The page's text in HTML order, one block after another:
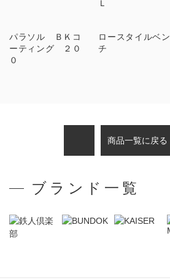
Ｌ
パラソル ＢＫコ
ーティング ２０
０
ロースタイルベン
チ
商品一覧に戻る
ブランド一覧